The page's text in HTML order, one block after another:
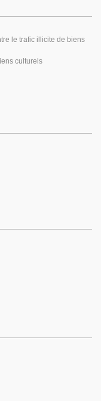
le trafic illicite de biens
culturels